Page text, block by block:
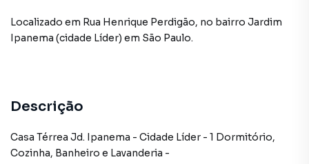
Localizado em Rua Henrique Perdigão, no bairro Jardim
Ipanema (cidade Líder) em São Paulo.
Descrição
Casa Térrea Jd. Ipanema - Cidade Líder - 1 Dormitório,
Cozinha, Banheiro e Lavanderia -